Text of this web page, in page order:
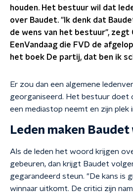
houden. Het bestuur wil dat
over Baudet. "Ik denk dat
de wens van het bestuur", zegt
EenVandaag die FVD de
het boek De partij, dat ben ik
Er zou dan een algemene
georganiseerd. Het bestuur doet
een mediastop neemt en zijn
Leden maken
Als de leden het woord krijgen
gebeuren, dan krijgt Baudet
gegarandeerd steun. "De kans is
winnaar uitkomt. De critici zijn